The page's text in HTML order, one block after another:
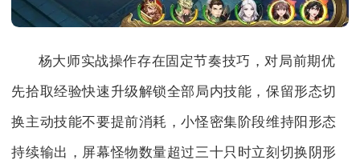
杨大师实战操作存在固定节奏技巧，对局前期优
先拾取经验快速升级解锁全部局内技能，保留形态切
换主动技能不要提前消耗，小怪密集阶段维持阳形态
持续输出，屏幕怪物数量超过三十只时立刻切换阴形